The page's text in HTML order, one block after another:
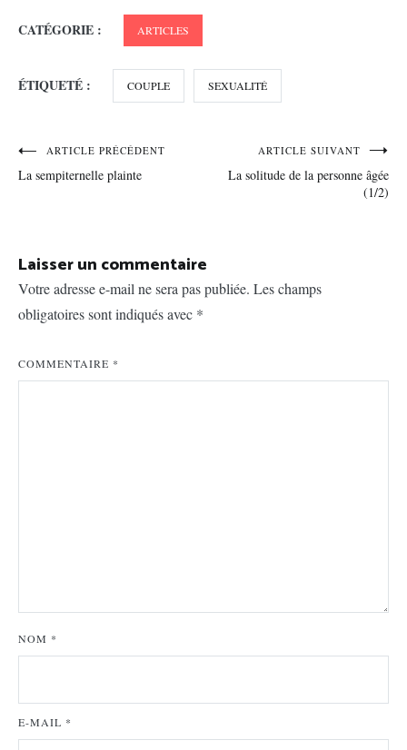
CATÉGORIE : ARTICLES
ÉTIQUETÉ : COUPLE SEXUALITÉ
Navigation
de
ARTICLE PRÉCÉDENT
La sempiternelle plainte
ARTICLE SUIVANT
La solitude de la personne âgée
(1/2)
Laisser un commentaire
Votre adresse e-mail ne sera pas publiée. Les champs
obligatoires sont indiqués avec *
COMMENTAIRE *
NOM *
E-MAIL *